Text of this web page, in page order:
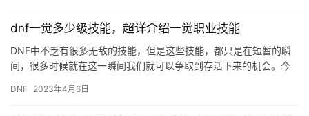
dnf一觉多少级技能，超详介绍一觉职业技能
DNF中不乏有很多无敌的技能，但是这些技能，都只是在短暂的瞬
间，很多时候就在这一瞬间我们就可以争取到存活下来的机会。今
极…
DNF 2023年4月6日